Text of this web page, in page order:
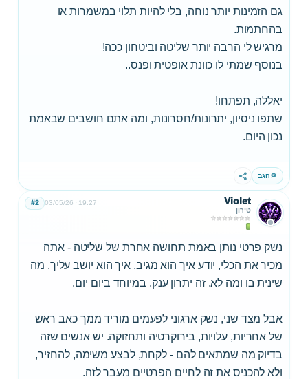
גם הזמינות יותר נוחה, בלי להיות תלוי במשמרות או
בהחתמות.
מרגיש לי הרבה יותר שליטה וביטחון ככה!
בנוסף שמתי לו כוונת אופטית ופנס..
יאללה, תפתחו!
שתפו ניסיון, יתרונות/חסרונות, ומה אתם חושבים שבאמת
נכון היום.
הגב שתף
Violet
טירון
03/05/26 19:27
#2
נשק פרטי נותן באמת תחושה אחרת של שליטה - אתה
מכיר את הכלי, יודע איך הוא מגיב, איך הוא יושב עליך, מה
שינית בו ומה לא. זה יתרון ענק, במיוחד ביום יום.
אבל מצד שני, נשק ארגוני לפעמים מוריד ממך כאב ראש
של אחריות, עלויות, בירוקרטיה ותחזוקה. יש אנשים שזה
בדיוק מה שמתאים להם - לקחת, לבצע משימה, להחזיר,
ולא להכניס את זה לחיים הפרטיים מעבר לזה.